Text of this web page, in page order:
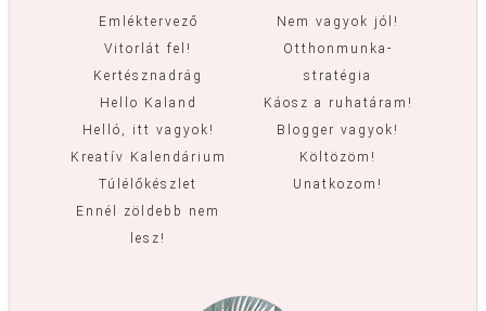
Emléktervező
Vitorlát fel!
Kertésznadrág
Hello Kaland
Helló, itt vagyok!
Kreatív Kalendárium
Túlélőkészlet
Ennél zöldebb nem
lesz!
Nem vagyok jól!
Otthonmunka-
stratégia
Káosz a ruhatáram!
Blogger vagyok!
Költözöm!
Unatkozom!